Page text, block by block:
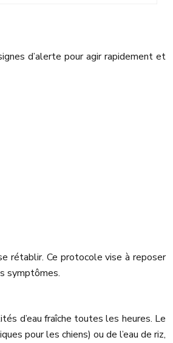
d’alerte pour agir rapidement et
rétablir. Ce protocole vise à reposer
symptômes.
d’eau fraîche toutes les heures. Le
pour les chiens) ou de l’eau de riz,